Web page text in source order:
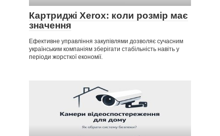
Картриджі Xerox: коли розмір має
значення
Ефективне управління закупівлями дозволяє сучасним
українським компаніям зберігати стабільність навіть у
періоди жорсткої економії.